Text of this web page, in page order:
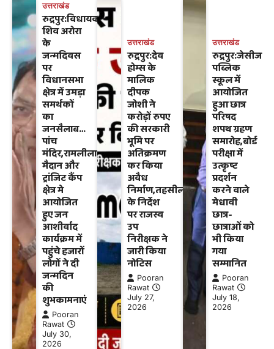
उत्तराखंड
रुद्रपुर:विधायक
शिव अरोरा
के
जन्मदिवस
पर
विधानसभा
क्षेत्र में उमड़ा
समर्थकों
का
जनसैलाब…
पांच
मंदिर,रामलीला
मैदान और
ट्रांजिट कैंप
क्षेत्र मे
आयोजित
हुए जन
आशीर्वाद
कार्यक्रम में
पहुंचे हजारों
लोगों ने दी
जन्मदिन
की
शुभकामनाएं
Pooran
Rawat
July 30,
2026
उत्तराखंड
रुद्रपुर:देव
होम्स के
मालिक
दीपक
जोशी ने
करोड़ों रुपए
की सरकारी
भूमि पर
अतिक्रमण
कर किया
अवैध
निर्माण,तहसीलदार
के निर्देश
पर राजस्व
उप
निरीक्षक ने
जारी किया
नोटिस
Pooran
Rawat
July 27,
2026
उत्तराखंड
रुद्रपुर:जेसीज
पब्लिक
स्कूल में
आयोजित
हुआ छात्र
परिषद
शपथ ग्रहण
समारोह,बोर्ड
परीक्षा में
उत्कृष्ट
प्रदर्शन
करने वाले
मेधावी
छात्र-
छात्राओं को
भी किया
गया
सम्मानित
Pooran
Rawat
July 18,
2026